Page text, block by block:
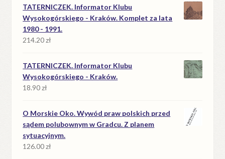
TATERNICZEK. Informator Klubu
Wysokogórskiego - Kraków. Komplet za lata
1980 - 1991.
214.20zł
TATERNICZEK. Informator Klubu
Wysokogórskiego - Kraków.
18.90zł
O Morskie Oko. Wywód praw polskich przed
sądem polubownym w Gradcu. Z planem
sytuacyjnym.
126.00zł